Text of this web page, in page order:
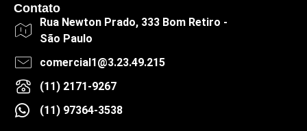
Contato
Rua Newton Prado, 333 Bom Retiro -
São Paulo
comercial1@3.23.49.215
(11) 2171-9267
(11) 97364-3538